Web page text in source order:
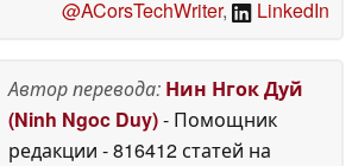
@ACorsTechWriter, LinkedIn
Автор перевода: Нин Нгок Дуй
(Ninh Ngoc Duy)- Помощник
редакции - 816412 статей на